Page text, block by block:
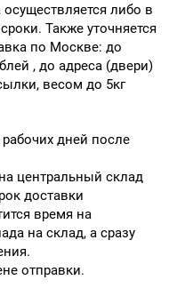
либо в
Также уточняется
по Москве: до
, до адреса (двери)
весом до 5кг
дней после
центральный склад
доставки
время на
на склад, а сразу
отправки.